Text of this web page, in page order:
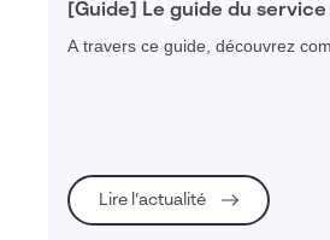
[Guide] Le guide du
performant
A travers ce guide, découvrez
Lire l’actualité